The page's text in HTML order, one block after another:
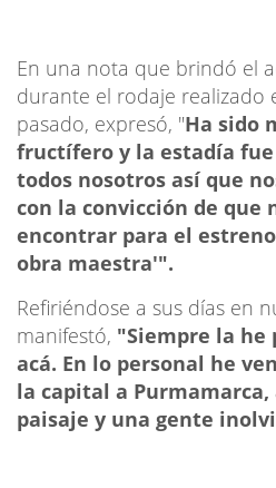
En una nota que brindó el
durante el rodaje realizado
pasado, expresó, "Ha sido
fructífero y la estadía
todos nosotros así que
con la convicción de que
encontrar para el
obra maestra'".
Refiriéndose a sus días en
manifestó, "Siempre la he
acá. En lo personal he
la capital a Purmamarca,
paisaje y una gente